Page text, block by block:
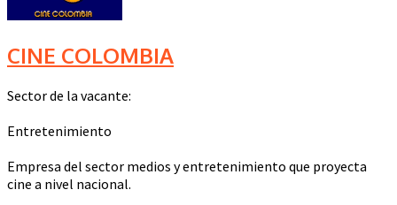
CINE COLOMBIA
Sector de la vacante:
Entretenimiento
Empresa del sector medios y entretenimiento que proyecta
cine a nivel nacional.